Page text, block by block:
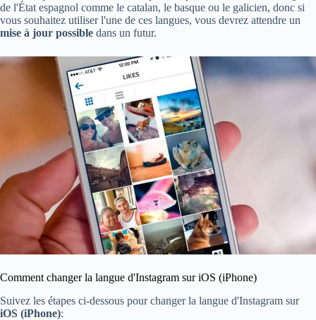
de l'État espagnol comme le catalan, le basque ou le galicien, donc si
vous souhaitez utiliser l'une de ces langues, vous devrez attendre un
mise à jour possible dans un futur.
Comment changer la langue d'Instagram sur iOS (iPhone)
Suivez les étapes ci-dessous pour changer la langue d'Instagram sur
iOS (iPhone):